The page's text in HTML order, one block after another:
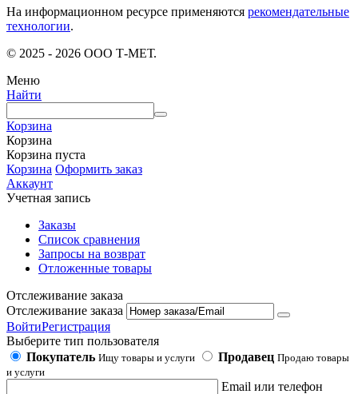
На информационном ресурсе применяются рекомендательные
технологии.
© 2025 - 2026 ООО Т-МЕТ.
Меню
Найти
Корзина
Корзина
Корзина пуста
Корзина Оформить заказ
Аккаунт
Учетная запись
Заказы
Список сравнения
Запросы на возврат
Отложенные товары
Отслеживание заказа
Отслеживание заказа
ВойтиРегистрация
Выберите тип пользователя
Покупатель Ищу товары и услуги Продавец Продаю товары
и услуги
Email или телефон